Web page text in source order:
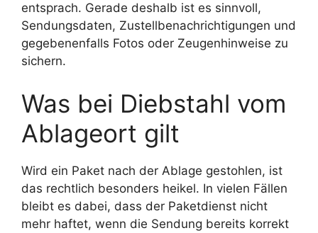
entsprach. Gerade deshalb ist es sinnvoll,
Sendungsdaten, Zustellbenachrichtigungen und
gegebenenfalls Fotos oder Zeugenhinweise zu
sichern.
Was bei Diebstahl vom
Ablageort gilt
Wird ein Paket nach der Ablage gestohlen, ist
das rechtlich besonders heikel. In vielen Fällen
bleibt es dabei, dass der Paketdienst nicht
mehr haftet, wenn die Sendung bereits korrekt